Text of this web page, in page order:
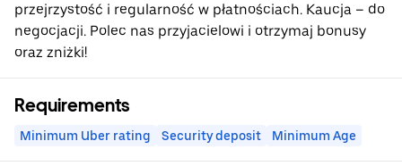
przejrzystość i regularność w płatnościach. Kaucja – do
negocjacji. Polec nas przyjacielowi i otrzymaj bonusy
oraz zniżki!
Requirements
Minimum Uber rating Security deposit Minimum Age